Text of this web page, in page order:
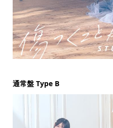
通常盤 Type B